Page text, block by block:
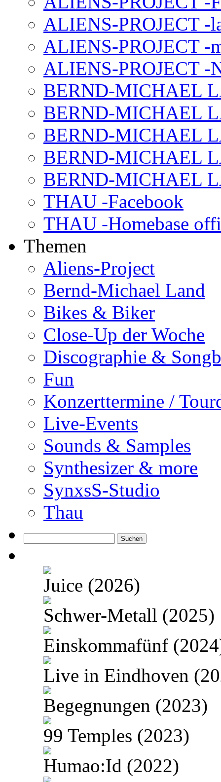
ALIENS-PROJECT -
ALIENS-PROJECT -
ALIENS-PROJECT -
BERND-MICHAEL
BERND-MICHAEL
BERND-MICHAEL
BERND-MICHAEL
BERND-MICHAEL
THAU -Facebook
THAU -Homebase
Themen
Aliens-Project
Bernd-Michael Land
Bikes & Biker
Close-Up der Woche
Discographie &
Fun
Konzerttermine /
Live-Events
Sounds & Samples
Synthesizer & more
SynxsS-Studio
Thau
nach:
Juice (2026)
Schwer-Metall (2025)
Einskommafünf
Live in Eindhoven
Begegnungen (2023)
99 Temples (2023)
Humao:Id (2022)